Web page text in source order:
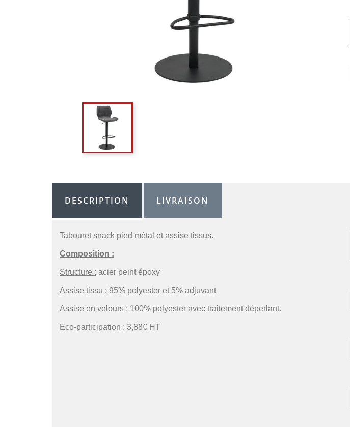
DESCRIPTION LIVRAISON
Tabouret snack pied métal et assise tissus.
Composition :
Structure : acier peint époxy
Assise tissu : 95% polyester et 5% adjuvant
Assise en velours : 100% polyester avec traitement déperlant.
Eco-participation : 3,88€ HT